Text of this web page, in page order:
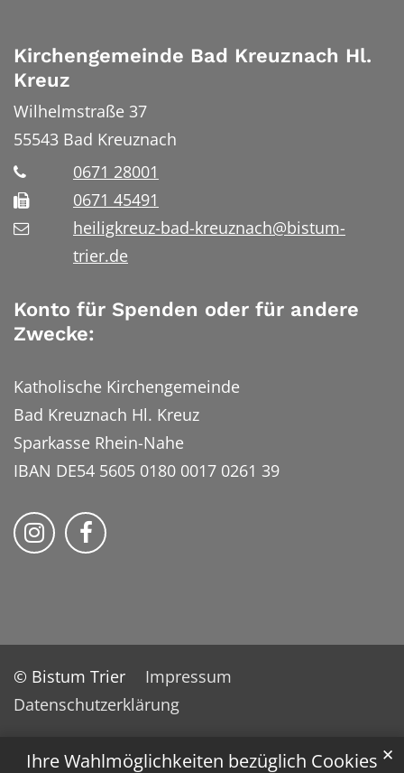
Ihre Wahlmöglichkeiten bezüglich Cookies ✕
Kirchengemeinde Bad Kreuznach Hl.
Kreuz
Wilhelmstraße 37
55543 Bad Kreuznach
0671 28001
0671 45491
heiligkreuz-bad-kreuznach@bistum-
trier.de
Konto für Spenden oder für andere
Zwecke:
Katholische Kirchengemeinde
Bad Kreuznach Hl. Kreuz
Sparkasse Rhein-Nahe
IBAN DE54 5605 0180 0017 0261 39
Bistum Trier auf Instragram
Bistum Trier auf Facebook
© Bistum Trier
Impressum
Datenschutzerklärung